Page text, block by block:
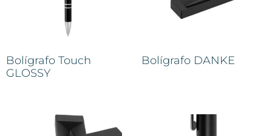
Bolígrafo Touch
GLOSSY
Bolígrafo DANKE